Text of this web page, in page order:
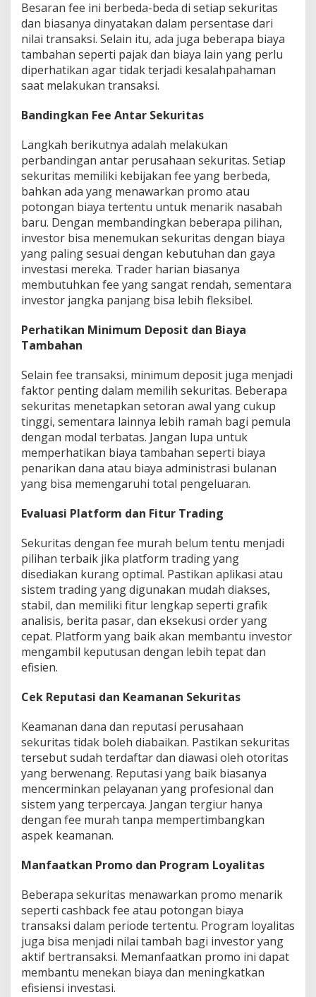
Besaran fee ini berbeda-beda di setiap sekuritas
dan biasanya dinyatakan dalam persentase dari
nilai transaksi. Selain itu, ada juga beberapa biaya
tambahan seperti pajak dan biaya lain yang perlu
diperhatikan agar tidak terjadi kesalahpahaman
saat melakukan transaksi.
Bandingkan Fee Antar Sekuritas
Langkah berikutnya adalah melakukan
perbandingan antar perusahaan sekuritas. Setiap
sekuritas memiliki kebijakan fee yang berbeda,
bahkan ada yang menawarkan promo atau
potongan biaya tertentu untuk menarik nasabah
baru. Dengan membandingkan beberapa pilihan,
investor bisa menemukan sekuritas dengan biaya
yang paling sesuai dengan kebutuhan dan gaya
investasi mereka. Trader harian biasanya
membutuhkan fee yang sangat rendah, sementara
investor jangka panjang bisa lebih fleksibel.
Perhatikan Minimum Deposit dan Biaya
Tambahan
Selain fee transaksi, minimum deposit juga menjadi
faktor penting dalam memilih sekuritas. Beberapa
sekuritas menetapkan setoran awal yang cukup
tinggi, sementara lainnya lebih ramah bagi pemula
dengan modal terbatas. Jangan lupa untuk
memperhatikan biaya tambahan seperti biaya
penarikan dana atau biaya administrasi bulanan
yang bisa memengaruhi total pengeluaran.
Evaluasi Platform dan Fitur Trading
Sekuritas dengan fee murah belum tentu menjadi
pilihan terbaik jika platform trading yang
disediakan kurang optimal. Pastikan aplikasi atau
sistem trading yang digunakan mudah diakses,
stabil, dan memiliki fitur lengkap seperti grafik
analisis, berita pasar, dan eksekusi order yang
cepat. Platform yang baik akan membantu investor
mengambil keputusan dengan lebih tepat dan
efisien.
Cek Reputasi dan Keamanan Sekuritas
Keamanan dana dan reputasi perusahaan
sekuritas tidak boleh diabaikan. Pastikan sekuritas
tersebut sudah terdaftar dan diawasi oleh otoritas
yang berwenang. Reputasi yang baik biasanya
mencerminkan pelayanan yang profesional dan
sistem yang terpercaya. Jangan tergiur hanya
dengan fee murah tanpa mempertimbangkan
aspek keamanan.
Manfaatkan Promo dan Program Loyalitas
Beberapa sekuritas menawarkan promo menarik
seperti cashback fee atau potongan biaya
transaksi dalam periode tertentu. Program loyalitas
juga bisa menjadi nilai tambah bagi investor yang
aktif bertransaksi. Memanfaatkan promo ini dapat
membantu menekan biaya dan meningkatkan
efisiensi investasi.